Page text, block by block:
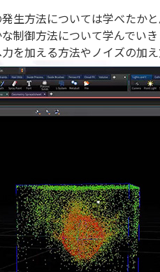
生方法については学べたか
制御方法について学んでい
を加える方法やノイズの加